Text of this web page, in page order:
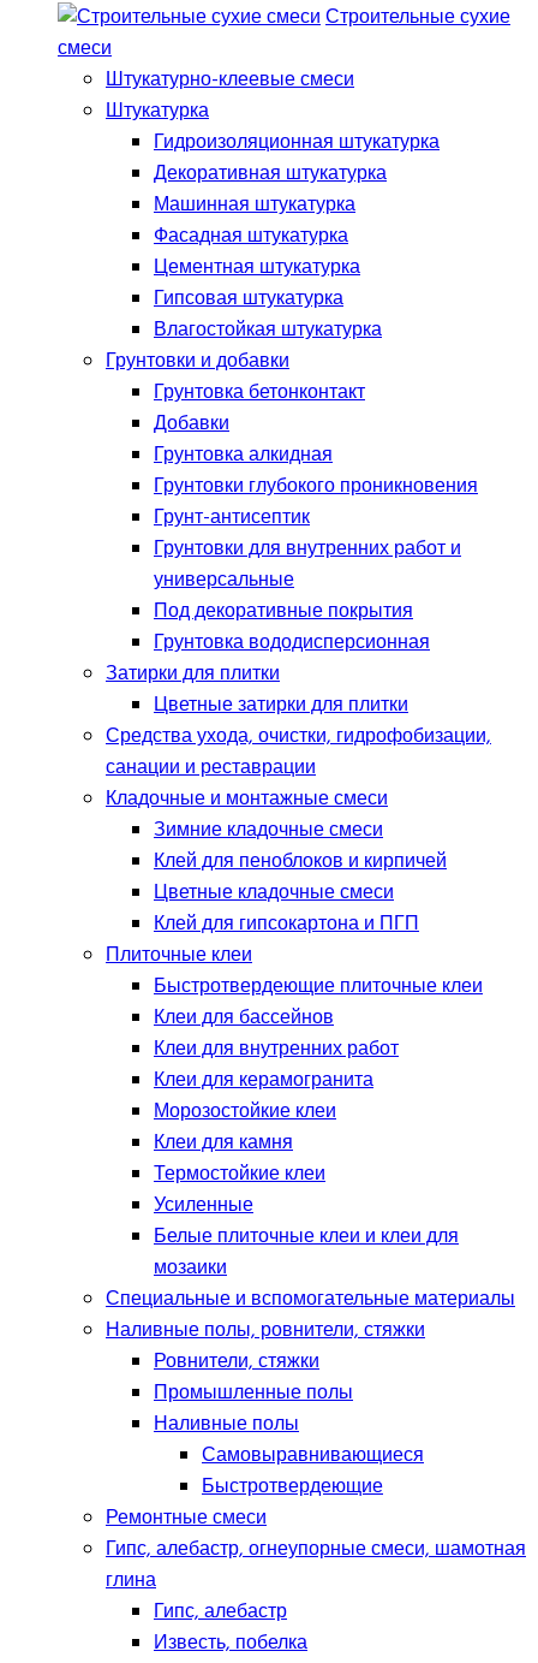
Строительные сухие
смеси
Штукатурно-клеевые смеси
Штукатурка
Гидроизоляционная штукатурка
Декоративная штукатурка
Машинная штукатурка
Фасадная штукатурка
Цементная штукатурка
Гипсовая штукатурка
Влагостойкая штукатурка
Грунтовки и добавки
Грунтовка бетонконтакт
Добавки
Грунтовка алкидная
Грунтовки глубокого проникновения
Грунт-антисептик
Грунтовки для внутренних работ и
универсальные
Под декоративные покрытия
Грунтовка вододисперсионная
Затирки для плитки
Цветные затирки для плитки
Средства ухода, очистки, гидрофобизации,
санации и реставрации
Кладочные и монтажные смеси
Зимние кладочные смеси
Клей для пеноблоков и кирпичей
Цветные кладочные смеси
Клей для гипсокартона и ПГП
Плиточные клеи
Быстротвердеющие плиточные клеи
Клеи для бассейнов
Клеи для внутренних работ
Клеи для керамогранита
Морозостойкие клеи
Клеи для камня
Термостойкие клеи
Усиленные
Белые плиточные клеи и клеи для
мозаики
Специальные и вспомогательные материалы
Наливные полы, ровнители, стяжки
Ровнители, стяжки
Промышленные полы
Наливные полы
Самовыравнивающиеся
Быстротвердеющие
Ремонтные смеси
Гипс, алебастр, огнеупорные смеси, шамотная
глина
Гипс, алебастр
Известь, побелка